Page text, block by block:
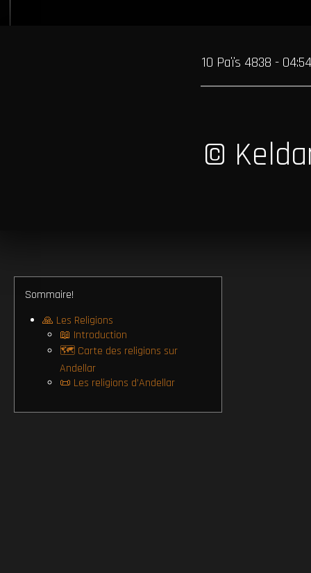
Sommaire!
🙏 Les Religions
📖 Introduction
🗺️ Carte des religions sur
Andellar
📜 Les religions d’Andellar
10 Païs 4838 - 04:54
©